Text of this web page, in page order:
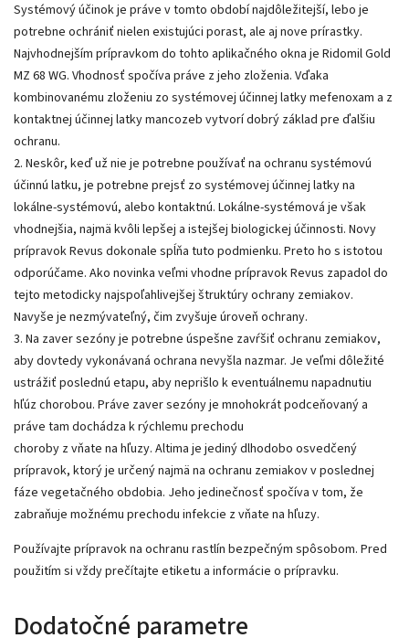
Systémový účinok je práve v tomto období najdôležitejší, lebo je
potrebne ochrániť nielen existujúci porast, ale aj nove prírastky.
Najvhodnejším prípravkom do tohto aplikačného okna je Ridomil Gold
MZ 68 WG. Vhodnosť spočíva práve z jeho zloženia. Vďaka
kombinovanému zloženiu zo systémovej účinnej latky mefenoxam a z
kontaktnej účinnej latky mancozeb vytvorí dobrý základ pre ďalšiu
ochranu.
2. Neskôr, keď už nie je potrebne používať na ochranu systémovú
účinnú latku, je potrebne prejsť zo systémovej účinnej latky na
lokálne-systémovú, alebo kontaktnú. Lokálne-systémová je však
vhodnejšia, najmä kvôli lepšej a istejšej biologickej účinnosti. Novy
prípravok Revus dokonale spĺňa tuto podmienku. Preto ho s istotou
odporúčame. Ako novinka veľmi vhodne prípravok Revus zapadol do
tejto metodicky najspoľahlivejšej štruktúry ochrany zemiakov.
Navyše je nezmývateľný, čim zvyšuje úroveň ochrany.
3. Na zaver sezóny je potrebne úspešne zavŕšiť ochranu zemiakov,
aby dovtedy vykonávaná ochrana nevyšla nazmar. Je veľmi dôležité
ustrážiť poslednú etapu, aby neprišlo k eventuálnemu napadnutiu
hľúz chorobou. Práve zaver sezóny je mnohokrát podceňovaný a
práve tam dochádza k rýchlemu prechodu
choroby z vňate na hľuzy. Altima je jediný dlhodobo osvedčený
prípravok, ktorý je určený najmä na ochranu zemiakov v poslednej
fáze vegetačného obdobia. Jeho jedinečnosť spočíva v tom, že
zabraňuje možnému prechodu infekcie z vňate na hľuzy.
Používajte prípravok na ochranu rastlín bezpečným spôsobom. Pred
použitím si vždy prečítajte etiketu a informácie o prípravku.
Dodatočné parametre